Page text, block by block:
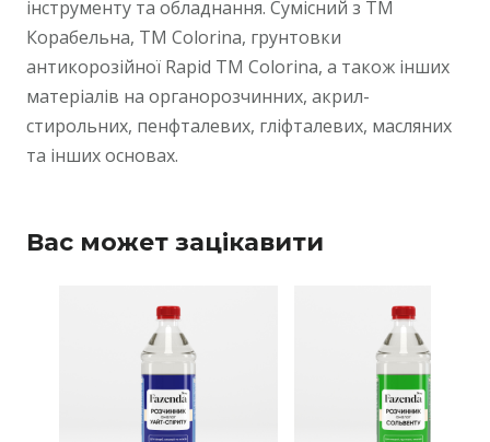
інструменту та обладнання. Сумісний з ТМ
Корабельна, ТМ Colorina, грунтовки
антикорозійної Rapid ТМ Colorina, а також інших
матеріалів на органорозчинних, акрил-
стирольних, пенфталевих, гліфталевих, масляних
та інших основах.
Вас может зацікавити